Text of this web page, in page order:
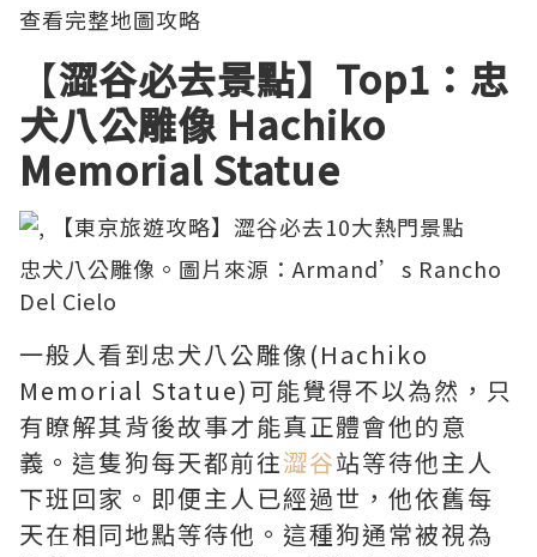
查看完整地圖攻略
【澀谷必去景點】Top1：忠
犬八公雕像 Hachiko
Memorial Statue
忠犬八公雕像。圖片來源： Armand’s Rancho
Del Cielo
一般人看到忠犬八公雕像(Hachiko
Memorial Statue)可能覺得不以為然，只
有瞭解其背後故事才能真正體會他的意
義。這隻狗每天都前往澀谷站等待他主人
下班回家。即便主人已經過世，他依舊每
天在相同地點等待他。這種狗通常被視為